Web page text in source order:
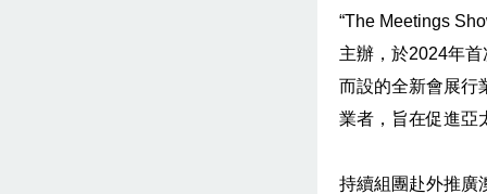
“The Meetings
主辦，於2024年
而設的全新會展行
業者，旨在促進亞
持續組團赴外推廣